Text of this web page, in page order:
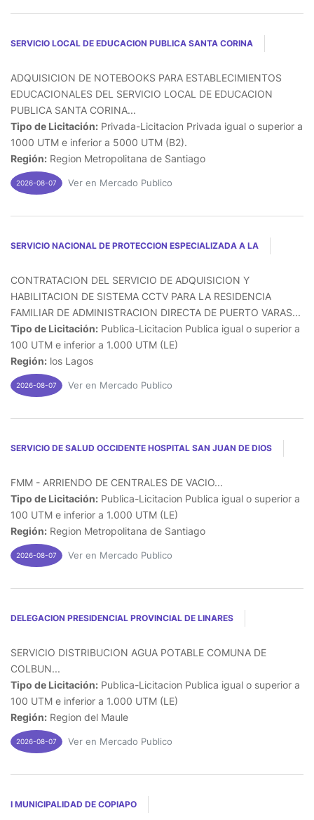
SERVICIO LOCAL DE EDUCACION PUBLICA SANTA CORINA
ADQUISICION DE NOTEBOOKS PARA ESTABLECIMIENTOS
EDUCACIONALES DEL SERVICIO LOCAL DE EDUCACION
PUBLICA SANTA CORINA...
Tipo de Licitación: Privada-Licitacion Privada igual o superior a
1000 UTM e inferior a 5000 UTM (B2).
Región: Region Metropolitana de Santiago
2026-08-07 Ver en Mercado Publico
SERVICIO NACIONAL DE PROTECCION ESPECIALIZADA A LA
CONTRATACION DEL SERVICIO DE ADQUISICION Y
HABILITACION DE SISTEMA CCTV PARA LA RESIDENCIA
FAMILIAR DE ADMINISTRACION DIRECTA DE PUERTO VARAS...
Tipo de Licitación: Publica-Licitacion Publica igual o superior a
100 UTM e inferior a 1.000 UTM (LE)
Región: los Lagos
2026-08-07 Ver en Mercado Publico
SERVICIO DE SALUD OCCIDENTE HOSPITAL SAN JUAN DE DIOS
FMM - ARRIENDO DE CENTRALES DE VACIO...
Tipo de Licitación: Publica-Licitacion Publica igual o superior a
100 UTM e inferior a 1.000 UTM (LE)
Región: Region Metropolitana de Santiago
2026-08-07 Ver en Mercado Publico
DELEGACION PRESIDENCIAL PROVINCIAL DE LINARES
SERVICIO DISTRIBUCION AGUA POTABLE COMUNA DE
COLBUN...
Tipo de Licitación: Publica-Licitacion Publica igual o superior a
100 UTM e inferior a 1.000 UTM (LE)
Región: Region del Maule
2026-08-07 Ver en Mercado Publico
I MUNICIPALIDAD DE COPIAPO